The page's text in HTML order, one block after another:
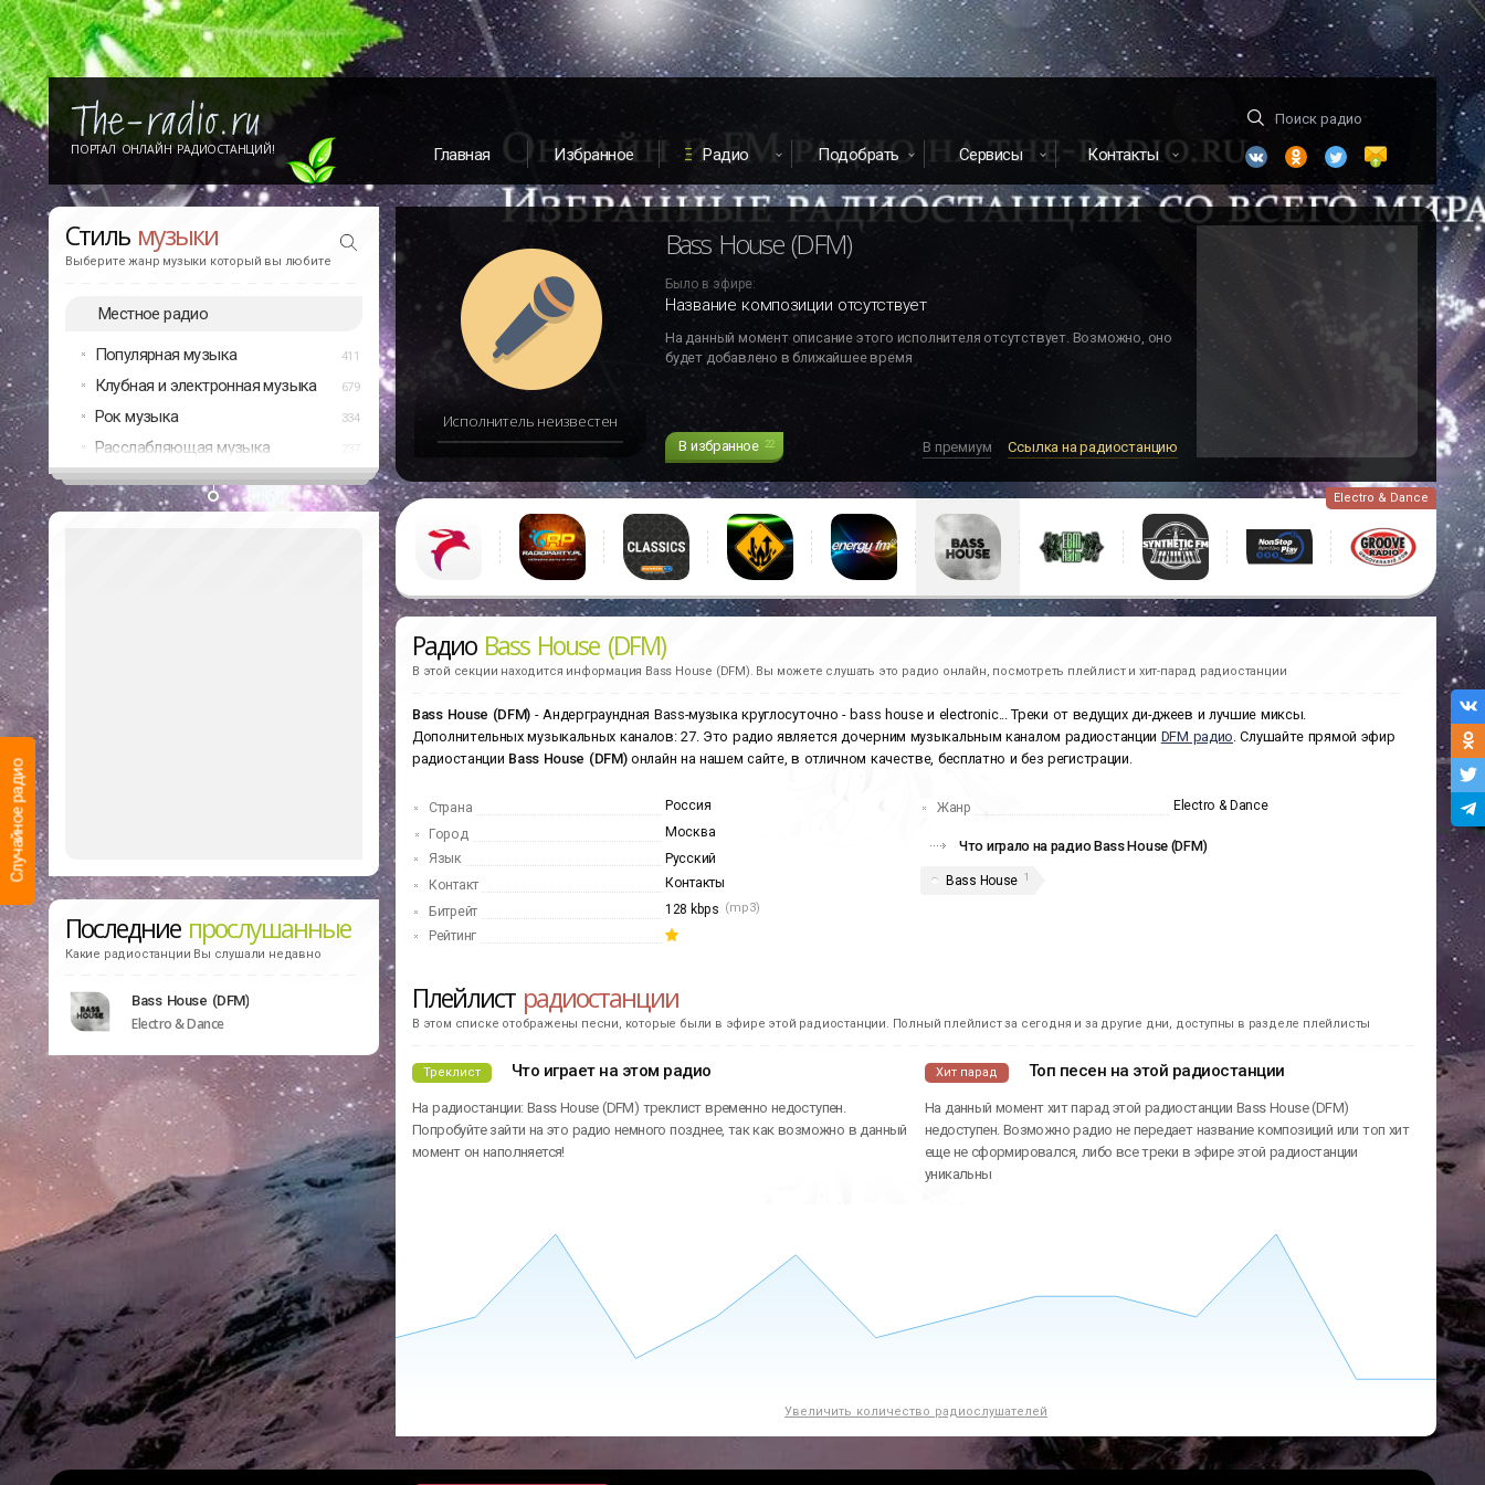
Случайное радио
ПОРТАЛ ОНЛАЙН РАДИОСТАНЦИЙ! Главная Избранное Радио Подобрать Сервисы Контакты
Стиль музыки
Выберите жанр музыки который вы любите
Местное радио
Популярная музыка 411
Клубная и электронная музыка 679
Рок музыка 334
Расслабляющая музыка
Последние прослушанные
Какие радиостанции Вы слушали недавно
Bass House (DFM)
Electro & Dance
Исполнитель неизвестен
Bass House (DFM)
Было в эфире:
Название композиции отсутствует
На данный момент описание этого исполнителя отсутствует. Возможно, оно
будет добавлено в ближайшее время
В избранное 22 В премиум Ссылка на радиостанцию
Electro & Dance
Радио Bass House (DFM)
В этой секции находится информация Bass House (DFM). Вы можете слушать это радио онлайн, посмотреть плейлист и хит-парад радиостанции
Bass House (DFM) - Андерграундная Bass-музыка круглосуточно - bass house и electronic... Треки от ведущих ди-джеев и лучшие миксы.
Дополнительных музыкальных каналов: 27. Это радио является дочерним музыкальным каналом радиостанции DFM радио. Слушайте прямой эфир
радиостанции Bass House (DFM)онлайн на нашем сайте, в отличном качестве, бесплатно и без регистрации.
Страна
Россия
Город
Москва
Язык
Русский
Контакт
Контакты
Битрейт
128 kbps (mp3)
Рейтинг
Жанр Electro & Dance
Что играло на радио Bass House (DFM)
Bass House 1
Плейлист радиостанции
В этом списке отображены песни, которые были в эфире этой радиостанции. Полный плейлист за сегодня и за другие дни, доступны в разделе плейлисты
Треклист Что играет на этом радио
На радиостанции: Bass House (DFM) треклист временно недоступен.
Попробуйте зайти на это радио немного позднее, так как возможно в данный
момент он наполняется!
Хит парад Топ песен на этой радиостанции
На данный момент хит парад этой радиостанции Bass House (DFM)
недоступен. Возможно радио не передает название композиций или топ хит
еще не сформировался, либо все треки в эфире этой радиостанции
уникальны
Увеличить количество радиослушателей